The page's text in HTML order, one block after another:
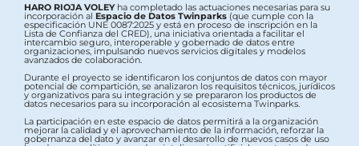
HARO RIOJA VOLEYha completado las actuaciones necesarias para su
incorporación al Espacio de Datos Twinparks (que cumple con la
especificación UNE 0087:2025 y está en proceso de inscripción en la
Lista de Confianza del CRED), una iniciativa orientada a facilitar el
intercambio seguro, interoperable y gobernado de datos entre
organizaciones, impulsando nuevos servicios digitales y modelos
avanzados de colaboración.
Durante el proyecto se identificaron los conjuntos de datos con mayor
potencial de compartición, se analizaron los requisitos técnicos, jurídicos
y organizativos para su integración y se prepararon los productos de
datos necesarios para su incorporación al ecosistema Twinparks.
La participación en este espacio de datos permitirá a la organización
mejorar la calidad y el aprovechamiento de la información, reforzar la
gobernanza del dato y avanzar en el desarrollo de nuevos casos de uso